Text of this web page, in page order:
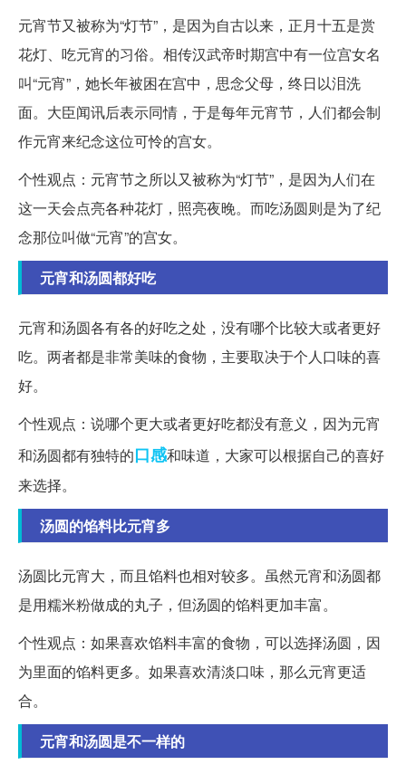
元宵节又被称为“灯节”，是因为自古以来，正月十五是赏
花灯、吃元宵的习俗。相传汉武帝时期宫中有一位宫女名
叫“元宵”，她长年被困在宫中，思念父母，终日以泪洗
面。大臣闻讯后表示同情，于是每年元宵节，人们都会制
作元宵来纪念这位可怜的宫女。
个性观点：元宵节之所以又被称为“灯节”，是因为人们在
这一天会点亮各种花灯，照亮夜晚。而吃汤圆则是为了纪
念那位叫做“元宵”的宫女。
元宵和汤圆都好吃
元宵和汤圆各有各的好吃之处，没有哪个比较大或者更好
吃。两者都是非常美味的食物，主要取决于个人口味的喜
好。
个性观点：说哪个更大或者更好吃都没有意义，因为元宵
和汤圆都有独特的口感和味道，大家可以根据自己的喜好
来选择。
汤圆的馅料比元宵多
汤圆比元宵大，而且馅料也相对较多。虽然元宵和汤圆都
是用糯米粉做成的丸子，但汤圆的馅料更加丰富。
个性观点：如果喜欢馅料丰富的食物，可以选择汤圆，因
为里面的馅料更多。如果喜欢清淡口味，那么元宵更适
合。
元宵和汤圆是不一样的